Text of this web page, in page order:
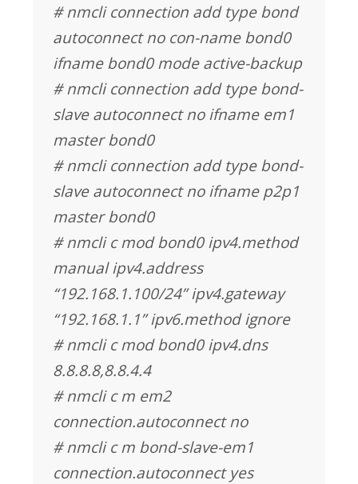
# nmcli connection add type bond
autoconnect no con-name bond0
ifname bond0 mode active-backup
# nmcli connection add type bond-
slave autoconnect no ifname em1
master bond0
# nmcli connection add type bond-
slave autoconnect no ifname p2p1
master bond0
# nmcli c mod bond0 ipv4.method
manual ipv4.address
“192.168.1.100/24” ipv4.gateway
“192.168.1.1” ipv6.method ignore
# nmcli c mod bond0 ipv4.dns
8.8.8.8,8.8.4.4
# nmcli c m em2
connection.autoconnect no
# nmcli c m bond-slave-em1
connection.autoconnect yes